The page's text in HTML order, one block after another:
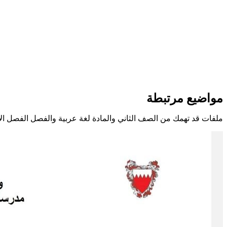
مواضيع مرتبطة
ملفات قد تهمك من الصف الثاني والمادة لغة عربية والفصل الفصل